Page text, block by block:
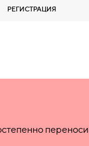
РЕГИСТРАЦИЯ